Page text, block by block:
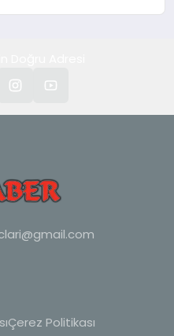
Çerez Politikası